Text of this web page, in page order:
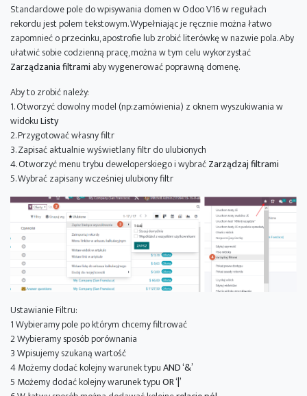
Standardowe pole do wpisywania domen w Odoo V16 w regułach
rekordu jest polem tekstowym. Wypełniając je ręcznie można łatwo
zapomnieć o przecinku, apostrofie lub zrobić literówkę w nazwie pola. Aby
ułatwić sobie codzienną pracę, można w tym celu wykorzystać
Zarządzania filtrami aby wygenerować poprawną domenę.
Aby to zrobić należy:
1. Otworzyć dowolny model (np:zamówienia) z oknem wyszukiwania w
widokuListy
2. Przygotować własny filtr
3. Zapisać aktualnie wyświetlany filtr do ulubionych
4. Otworzyć menu trybu deweloperskiego i wybraćZarządzaj filtrami
5. Wybrać zapisany wcześniej ulubiony filtr
Ustawianie Filtru:
1 Wybieramy pole po którym chcemy filtrować
2 Wybieramy sposób porównania
3 Wpisujemy szukaną wartość
4 Możemy dodać kolejny warunek typuAND ‘&’
5 Możemy dodać kolejny warunek typuOR ‘|’